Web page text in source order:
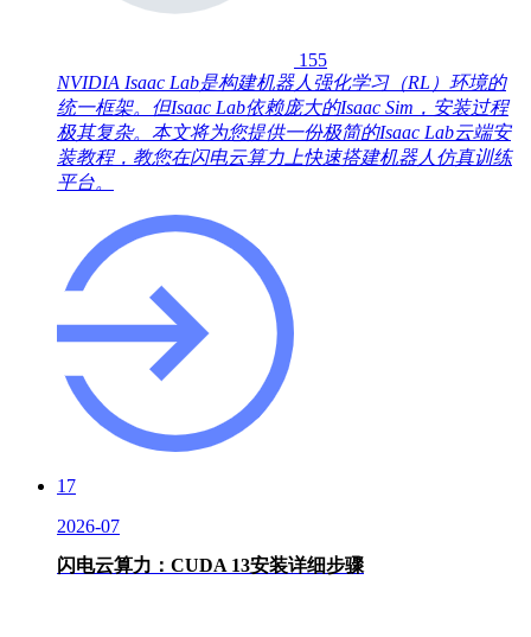
155
NVIDIA Isaac Lab是构建机器人强化学习（RL）环境的
统一框架。但Isaac Lab依赖庞大的Isaac Sim，安装过程
极其复杂。本文将为您提供一份极简的Isaac Lab云端安
装教程，教您在闪电云算力上快速搭建机器人仿真训练
平台。
17
2026-07
闪电云算力：CUDA 13安装详细步骤